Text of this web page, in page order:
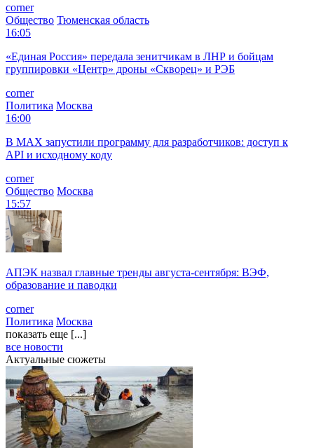
corner
Общество Тюменская область
16:05
«Единая Россия» передала зенитчикам в ЛНР и бойцам
группировки «Центр» дроны «Скворец» и РЭБ
corner
Политика Москва
16:00
В MAX запустили программу для разработчиков: доступ к
API и исходному коду
corner
Общество Москва
15:57
АПЭК назвал главные тренды августа-сентября: ВЭФ,
образование и паводки
corner
Политика Москва
показать еще [...]
все новости
Актуальные сюжеты